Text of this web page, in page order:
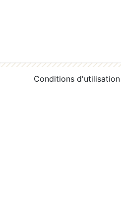
Conditions d'utilisation